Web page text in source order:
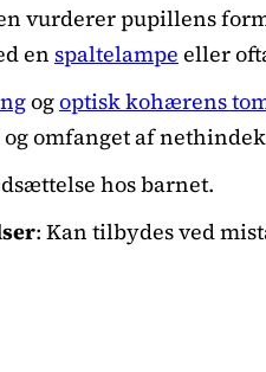
vurderer pupillens
en spaltelampe eller
ogoptisk kohærens
omfanget af
hos barnet.
: Kan tilbydes ved